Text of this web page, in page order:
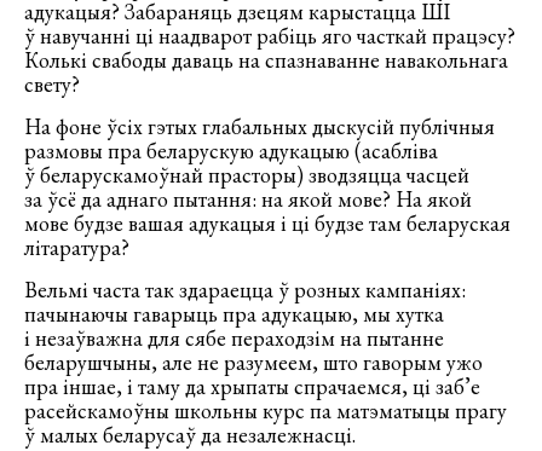
адукацыя? Забараняць дзецям карыстацца ШІ
ў навучанні ці наадварот рабіць яго часткай працэсу?
Колькі свабоды даваць на спазнаванне навакольнага
свету?
На фоне ўсіх гэтых глабальных дыскусій публічныя
размовы пра беларускую адукацыю (асабліва
ў беларускамоўнай прасторы) зводзяцца часцей
за ўсё да аднаго пытання: на якой мове? На якой
мове будзе вашая адукацыя і ці будзе там беларуская
літаратура?
Вельмі часта так здараецца ў розных кампаніях:
пачынаючы гаварыць пра адукацыю, мы хутка
і незаўважна для сябе пераходзім на пытанне
беларушчыны, але не разумеем, што гаворым ужо
пра іншае, і таму да хрыпаты спрачаемся, ці заб’е
расейскамоўны школьны курс па матэматыцы прагу
ў малых беларусаў да незалежнасці.